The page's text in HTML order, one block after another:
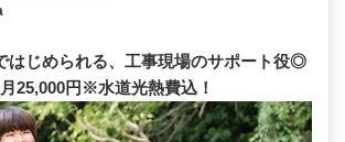
はじめられる、工事現場のサポート役◎
25,000円※水道光熱費込！